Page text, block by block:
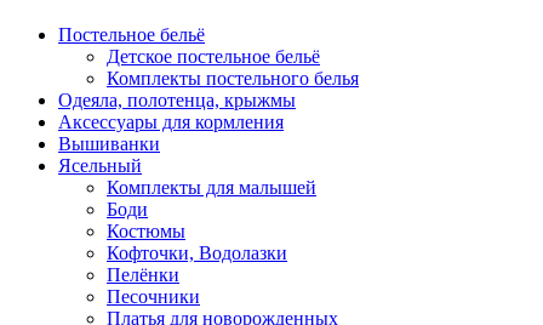
Постельное бельё
Детское постельное бельё
Комплекты постельного белья
Одеяла, полотенца, крыжмы
Аксессуары для кормления
Вышиванки
Ясельный
Комплекты для малышей
Боди
Костюмы
Кофточки, Водолазки
Пелёнки
Песочники
Платья для новорожденных